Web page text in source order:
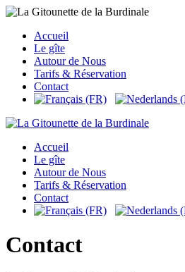
Accueil
Le gîte
Autour de Nous
Tarifs & Réservation
Contact
Accueil
Le gîte
Autour de Nous
Tarifs & Réservation
Contact
Contact